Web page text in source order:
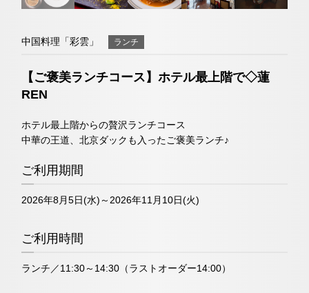
中国料理「彩雲」 ランチ
【ご褒美ランチコース】ホテル最上階で◇蓮
REN
ホテル最上階からの贅沢ランチコース
中華の王道、北京ダックも入ったご褒美ランチ♪
ご利用期間
2026年8月5日(水)～2026年11月10日(火)
ご利用時間
ランチ／11:30～14:30（ラストオーダー14:00）
ップ
バイ
チュ
スタ
イス
求人情報 お問い合わせ
中国料理「彩雲」
（受付時間 11:00～20:00）